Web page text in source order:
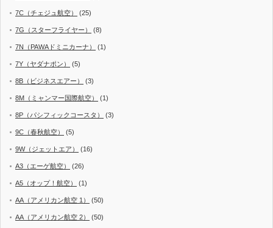
7C（チェジュ航空） (25)
7G（スターフライヤー） (8)
7N（PAWAドミニカーナ） (1)
7Y（ヤダナポン） (5)
8B（ビジネスエアー） (3)
8M（ミャンマー国際航空） (1)
8P（パシフィックコースタ） (3)
9C（春秋航空） (5)
9W（ジェットエア） (16)
A3（エーゲ航空） (26)
A5（オップ！航空） (1)
AA（アメリカン航空 1） (50)
AA（アメリカン航空 2） (50)